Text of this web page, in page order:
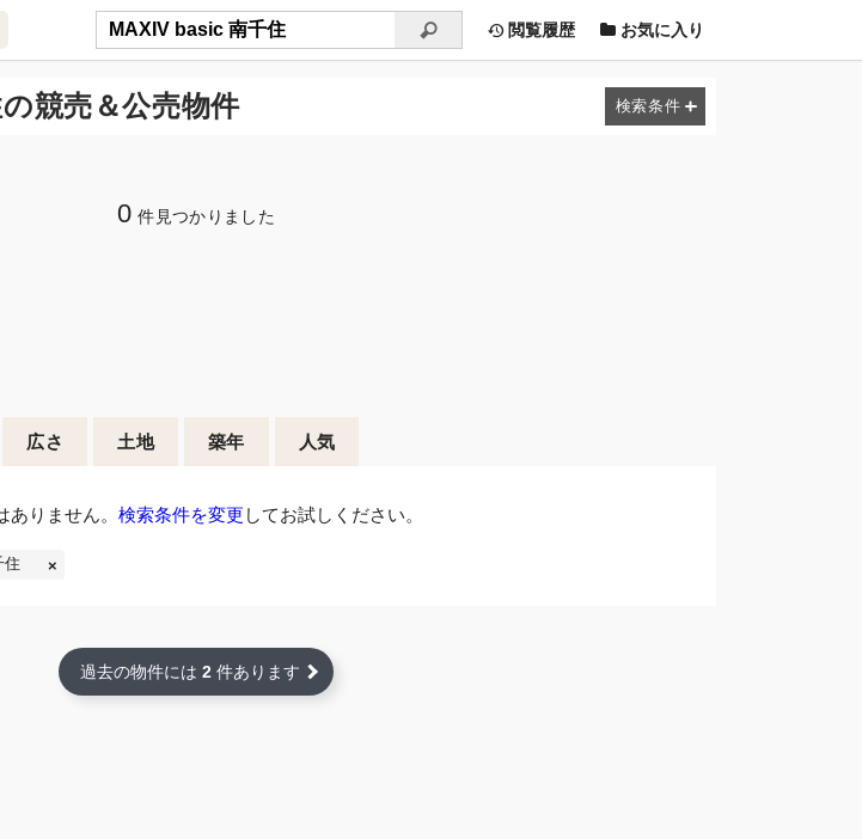
閲覧履歴 お気に入り
競売＆公売物件
0 件見つかりました
広さ 土地 築年 人気
りません。 検索条件を変更 してお試しください。
住
過去の物件には 2 件あります